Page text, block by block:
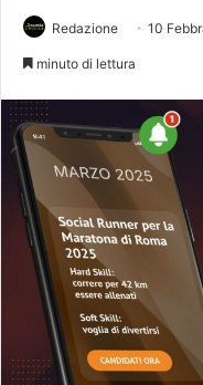
Redazione 10
minuto di lettura